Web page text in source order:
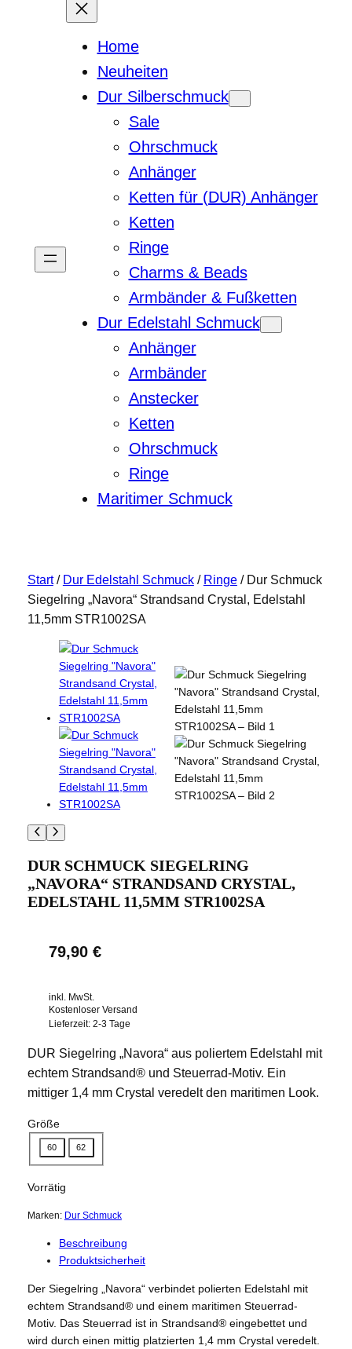
Home
Neuheiten
Dur Silberschmuck
Sale
Ohrschmuck
Anhänger
Ketten für (DUR) Anhänger
Ketten
Ringe
Charms & Beads
Armbänder & Fußketten
Dur Edelstahl Schmuck
Anhänger
Armbänder
Anstecker
Ketten
Ohrschmuck
Ringe
Maritimer Schmuck
Start/ Dur Edelstahl Schmuck/ Ringe/ Dur Schmuck
Siegelring „Navora“ Strandsand Crystal, Edelstahl
11,5mm STR1002SA
DUR SCHMUCK SIEGELRING
„NAVORA“ STRANDSAND CRYSTAL,
EDELSTAHL 11,5MM STR1002SA
79,90 €
inkl. MwSt.
Kostenloser Versand
Lieferzeit: 2-3 Tage
DUR Siegelring „Navora“ aus poliertem Edelstahl mit
echtem Strandsand® und Steuerrad-Motiv. Ein
mittiger 1,4 mm Crystal veredelt den maritimen Look.
Größe
60 62
Vorrätig
Marken: Dur Schmuck
Beschreibung
Produktsicherheit
Der Siegelring „Navora“ verbindet polierten Edelstahl mit
echtem Strandsand® und einem maritimen Steuerrad-
Motiv. Das Steuerrad ist in Strandsand® eingebettet und
wird durch einen mittig platzierten 1,4 mm Crystal veredelt.